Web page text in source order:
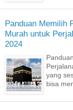
Panduan Memilih
Murah untuk
2024
yang
bisa